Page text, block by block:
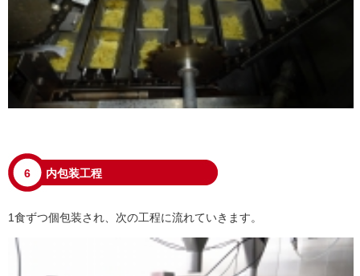
6 内包装工程
1食ずつ個包装され、次の工程に流れていきます。